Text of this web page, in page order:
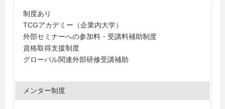
制度あり
TCGアカデミー（企業内大学）
外部セミナーへの参加料・受講料補助制度
資格取得支援制度
グローバル関連外部研修受講補助
メンター制度